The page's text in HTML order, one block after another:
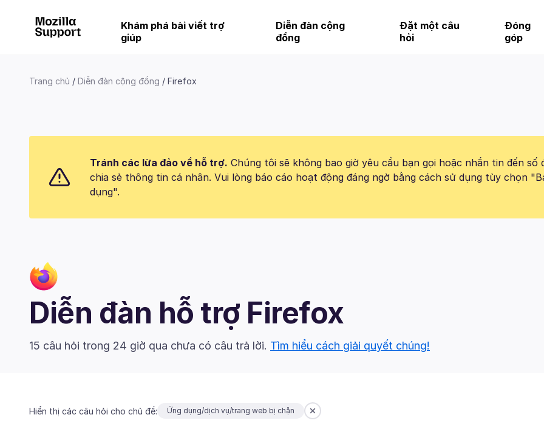
Khám phá bài viết trợ
giúp
Diễn đàn cộng
đồng
Đặt một câu
hỏi
Đóng
góp
Trang chủ Diễn đàn cộng đồng Firefox
Tránh các lừa đảo về hỗ trợ. Chúng tôi sẽ không bao giờ yêu cầu bạn gọi hoặc nhắn tin đến số
chia sẻ thông tin cá nhân. Vui lòng báo cáo hoạt động đáng ngờ bằng cách sử dụng tùy chọn
dụng".
Diễn đàn hỗ trợ Firefox
15 câu hỏi trong 24 giờ qua chưa có câu trả lời. Tìm hiểu cách giải quyết chúng!
Hiển thị các câu hỏi cho chủ đề: Ứng dụng/dịch vụ/trang web bị chặn